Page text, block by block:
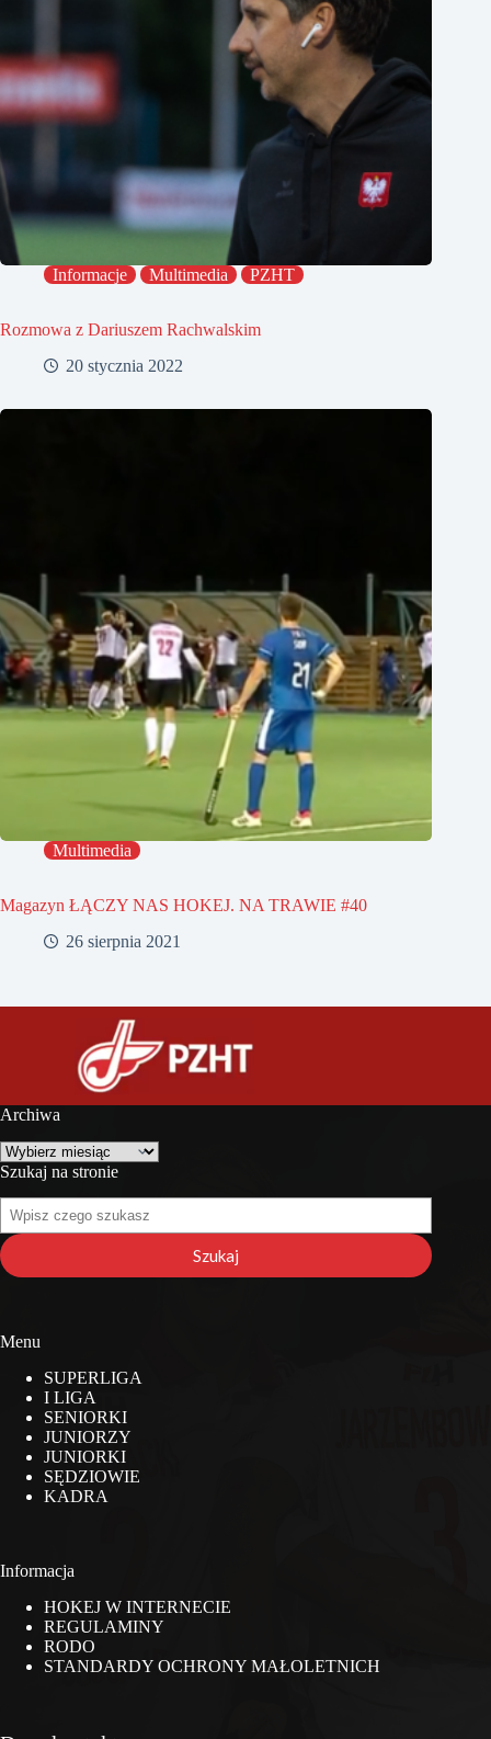
Informacje Multimedia PZHT
Rozmowa z Dariuszem Rachwalskim
20 stycznia 2022
Multimedia
Magazyn ŁĄCZY NAS HOKEJ. NA TRAWIE #40
26 sierpnia 2021
Archiwa
Archiwa
Szukaj na stronie
Szukaj
na
stronie
Szukaj
Menu
SUPERLIGA
I LIGA
SENIORKI
JUNIORZY
JUNIORKI
SĘDZIOWIE
KADRA
Informacja
HOKEJ W INTERNECIE
REGULAMINY
RODO
STANDARDY OCHRONY MAŁOLETNICH